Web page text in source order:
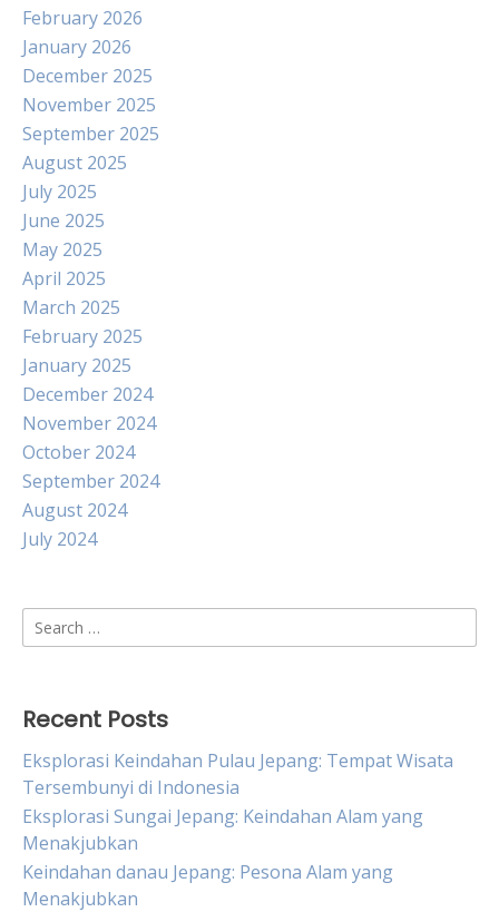
February 2026
January 2026
December 2025
November 2025
September 2025
August 2025
July 2025
June 2025
May 2025
April 2025
March 2025
February 2025
January 2025
December 2024
November 2024
October 2024
September 2024
August 2024
July 2024
Search
for:
Recent Posts
Eksplorasi Keindahan Pulau Jepang: Tempat Wisata
Tersembunyi di Indonesia
Eksplorasi Sungai Jepang: Keindahan Alam yang
Menakjubkan
Keindahan danau Jepang: Pesona Alam yang
Menakjubkan